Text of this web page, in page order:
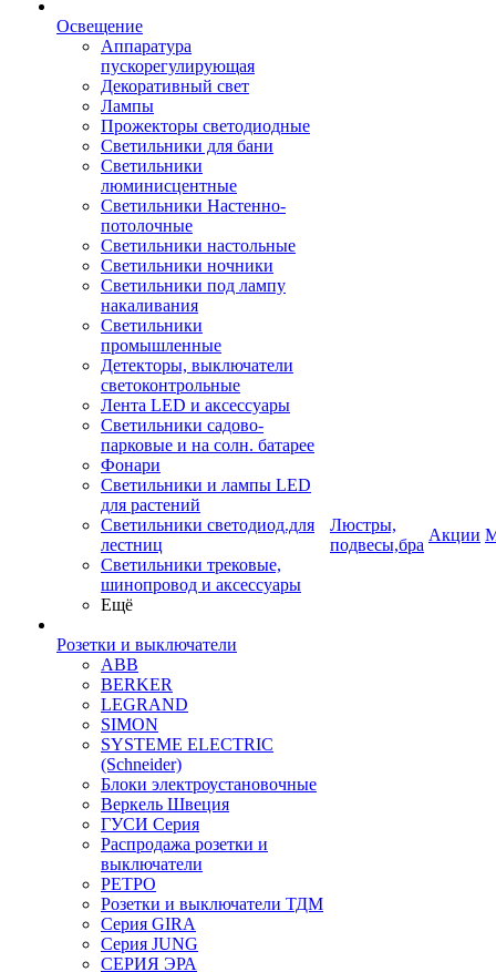
Освещение
Аппаратура
пускорегулирующая
Декоративный свет
Лампы
Прожекторы светодиодные
Светильники для бани
Светильники
люминисцентные
Светильники Настенно-
потолочные
Светильники настольные
Светильники ночники
Светильники под лампу
накаливания
Светильники
промышленные
Детекторы, выключатели
светоконтрольные
Лента LED и аксессуары
Светильники садово-
парковые и на солн. батарее
Фонари
Светильники и лампы LED
для растений
Светильники светодиод.для
лестниц
Светильники трековые,
шинопровод и аксессуары
Ещё
Розетки и выключатели
ABB
BERKER
LEGRAND
SIMON
SYSTEME ELECTRIC
(Schneider)
Блоки электроустановочные
Веркель Швеция
ГУСИ Серия
Распродажа розетки и
выключатели
РЕТРО
Розетки и выключатели ТДМ
Серия GIRA
Серия JUNG
СЕРИЯ ЭРА
Люстры,
подвесы,бра
Акции